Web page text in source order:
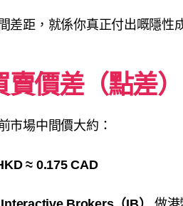
差距，就係你真正付出嘅隱性
賣價差（點差）
市場中間價大約：
≈ 0.175 CAD